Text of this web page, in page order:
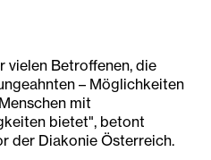
vielen Betroffenen, die
– Möglichkeiten
mit
bietet", betont
der Diakonie Österreich.